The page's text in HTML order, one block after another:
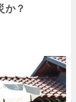
か？